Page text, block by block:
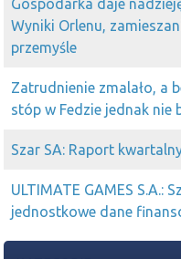
Wyniki Orlenu,
przemyśle
Zatrudnienie zmalało, a
stóp w Fedzie jednak nie
Szar SA: Raport
ULTIMATE GAMES S.A.:
jednostkowe dane